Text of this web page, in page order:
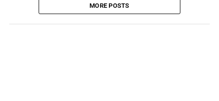
MORE POSTS